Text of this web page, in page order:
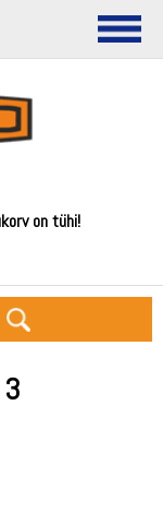
on tühi!
3